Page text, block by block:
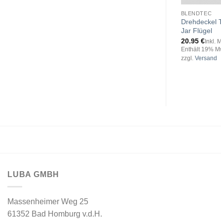
BLENDTEC
Drehdeckel
Jar Flügel
20.95 €Inkl.
Enthält 19%
zzgl. Versand
LUBA GMBH
Massenheimer Weg 25
61352 Bad Homburg v.d.H.